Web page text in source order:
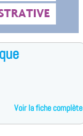
Voir la fiche complète